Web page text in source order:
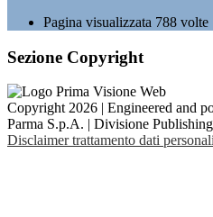
Pagina visualizzata 788 volte
Sezione Copyright
Copyright 2026 | Engineered and
Parma S.p.A. | Divisione
Disclaimer trattamento dati personali